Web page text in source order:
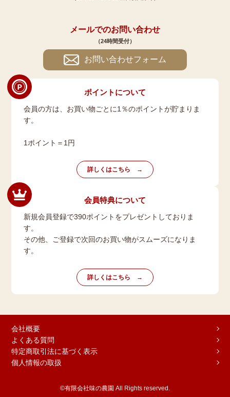
メールでのお問い合わせ
（24時間受付）
お問い合わせフォーム
ポイントについて
会員の方は、お買い物ごとに1％のポイントが貯まりま
す。
1ポイント＝1円
詳しくはこちら
会員特典について
新規会員登録で390ポイントをプレゼントしておりま
す。
その他、ご登録で次回のお買い物がスムーズになりま
す。
詳しくはこちら
会社概要
よくある質問
特定商取引法に基づく表示
個人情報の取扱
©有限会社味の農園 All Rights reserved.